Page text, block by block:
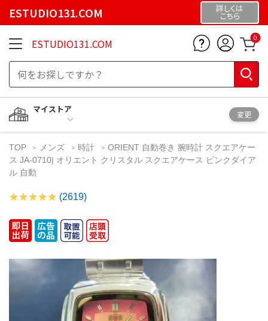
ESTUDIO131.COM 詳しくは
こちら
ESTUDIO131.COM 0
マイストア
変更
TOP メンズ 時計
ORIENT 自動巻き 腕時計 スクエアケー
ス JA-0710| オリエント クリスタル スクエアケース ピンクダイア
ル 自動
(2619)